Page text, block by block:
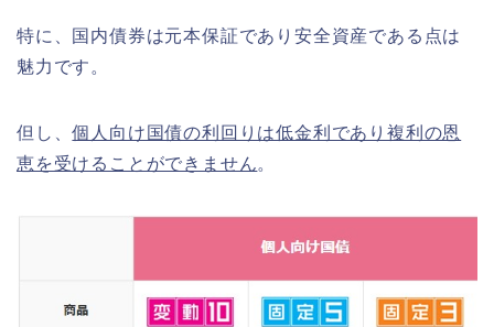
特に、国内債券は元本保証であり安全資産である点は
魅力です。
但し、個人向け国債の利回りは低金利であり複利の恩
恵を受けることができません。